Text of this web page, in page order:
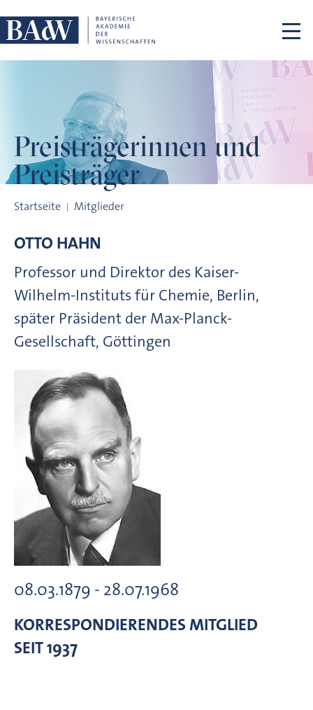
Preisträgerinnen und
Preisträger
Startseite Mitglieder
OTTO HAHN
Professor und Direktor des Kaiser-
Wilhelm-Instituts für Chemie, Berlin,
später Präsident der Max-Planck-
Gesellschaft, Göttingen
08.03.1879 - 28.07.1968
KORRESPONDIERENDES MITGLIED
SEIT 1937